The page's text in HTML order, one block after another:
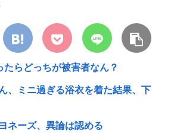
たらどっちが被害者なん？
、ミニ過ぎる浴衣を着た結果、下
ネーズ、異論は認める